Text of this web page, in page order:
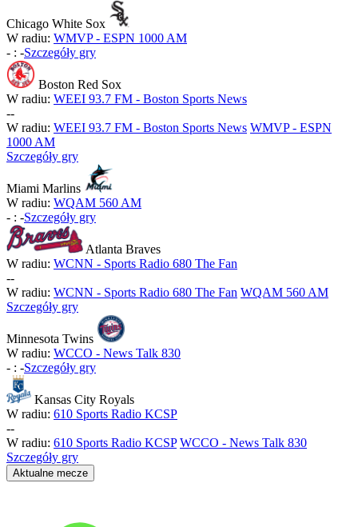
Chicago White Sox
W radiu: WMVP - ESPN 1000 AM
- : -Szczegóły gry
Boston Red Sox
W radiu: WEEI 93.7 FM - Boston Sports News
--
W radiu: WEEI 93.7 FM - Boston Sports News WMVP - ESPN
1000 AM
Szczegóły gry
Miami Marlins
W radiu: WQAM 560 AM
- : -Szczegóły gry
Atlanta Braves
W radiu: WCNN - Sports Radio 680 The Fan
--
W radiu: WCNN - Sports Radio 680 The Fan WQAM 560 AM
Szczegóły gry
Minnesota Twins
W radiu: WCCO - News Talk 830
- : -Szczegóły gry
Kansas City Royals
W radiu: 610 Sports Radio KCSP
--
W radiu: 610 Sports Radio KCSP WCCO - News Talk 830
Szczegóły gry
Aktualne mecze